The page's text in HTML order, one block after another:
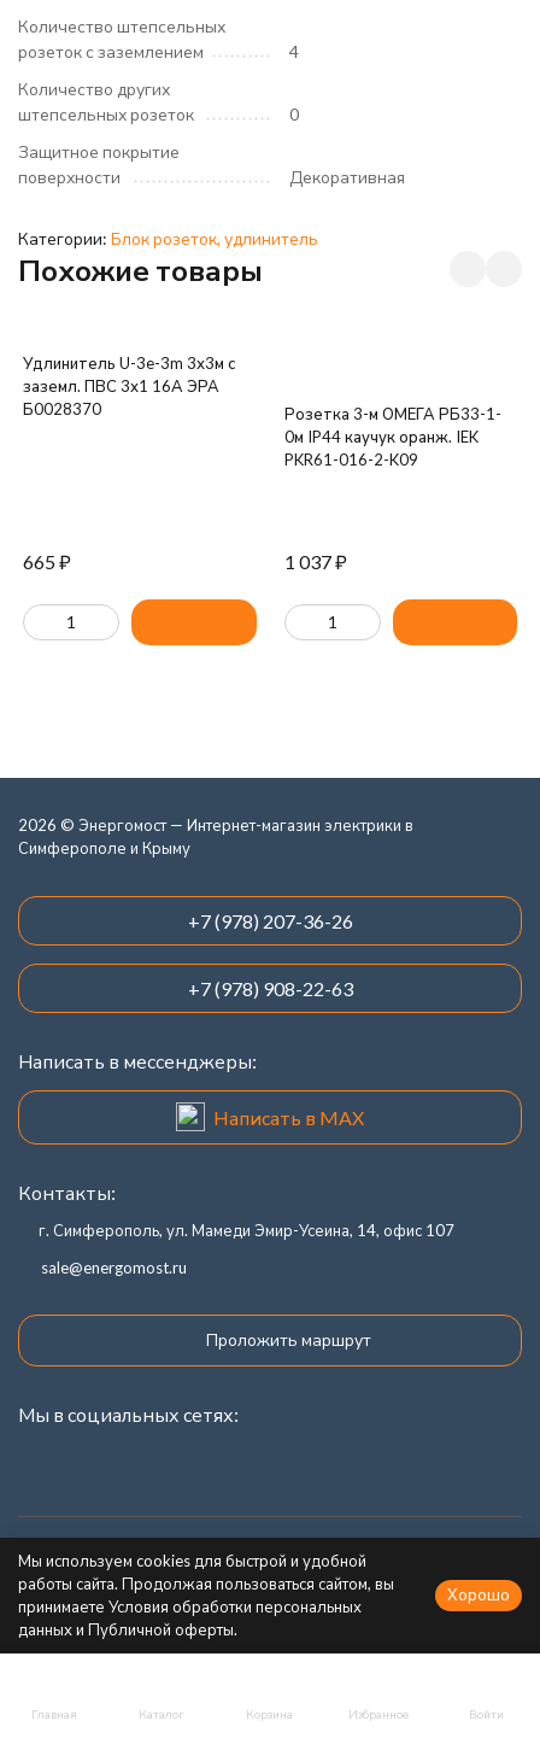
Количество штепсельных
розеток с заземлением
4
Количество других
штепсельных розеток
0
Защитное покрытие
поверхности
Декоративная
Категории: Блок розеток, удлинитель
Похожие товары
Удлинитель U-3e-3m 3х3м с
заземл. ПВС 3х1 16А ЭРА
Б0028370
665₽
Розетка 3-м ОМЕГА РБ33-1-
0м IP44 каучук оранж. IEK
PKR61-016-2-K09
1 037₽
Главная Каталог Корзина Избранное Войти
2026 © Энергомост — Интернет-магазин электрики в
Симферополе и Крыму
+7 (978) 207-36-26
+7 (978) 908-22-63
Написать в мессенджеры:
Написать в MAX
Контакты:
г. Симферополь, ул. Мамеди Эмир-Усеина, 14, офис 107
sale@energomost.ru
Проложить маршрут
Мы в социальных сетях:
Каталог товаров
Информация
Мы используем cookies для быстрой и удобной
работы сайта. Продолжая пользоваться сайтом, вы
принимаете Условия обработки персональных
данных и Публичной оферты.
Хорошо